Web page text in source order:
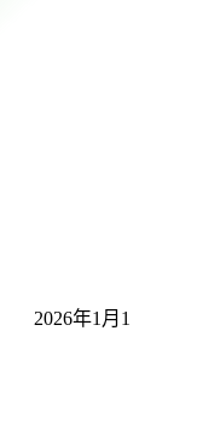
2026年1月1